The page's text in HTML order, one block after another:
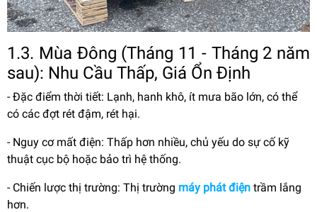
1.3. Mùa Đông (Tháng 11 - Tháng 2 năm
sau): Nhu Cầu Thấp, Giá Ổn Định
- Đặc điểm thời tiết: Lạnh, hanh khô, ít mưa bão lớn, có thể
có các đợt rét đậm, rét hại.
- Nguy cơ mất điện: Thấp hơn nhiều, chủ yếu do sự cố kỹ
thuật cục bộ hoặc bảo trì hệ thống.
- Chiến lược thị trường: Thị trường máy phát điện trầm lắng
hơn.